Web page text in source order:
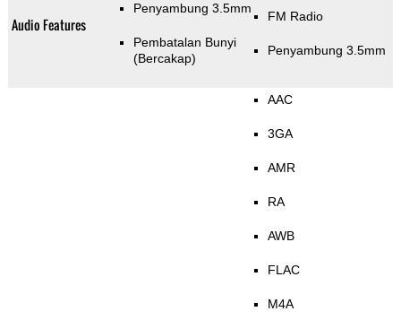
Audio Features
Penyambung 3.5mm
Pembatalan Bunyi
(Bercakap)
FM Radio
Penyambung 3.5mm
AAC
3GA
AMR
RA
AWB
FLAC
M4A